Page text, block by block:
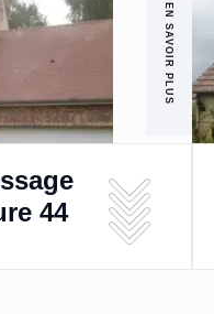
EN SAVOIR PLUS
44